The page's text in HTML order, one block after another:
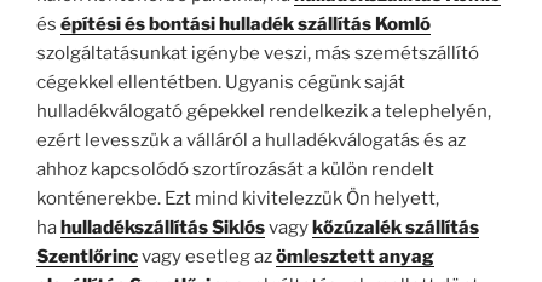
és építési és bontási hulladék szállítás Komló
szolgáltatásunkat igénybe veszi, más szemétszállító
cégekkel ellentétben. Ugyanis cégünk saját
hulladékválogató gépekkel rendelkezik a telephelyén,
ezért levesszük a válláról a hulladékválogatás és az
ahhoz kapcsolódó szortírozását a külön rendelt
konténerekbe. Ezt mind kivitelezzük Ön helyett,
hahulladékszállítás Siklósvagykőzúzalék szállítás
Szentlőrincvagy esetleg azömlesztett anyag